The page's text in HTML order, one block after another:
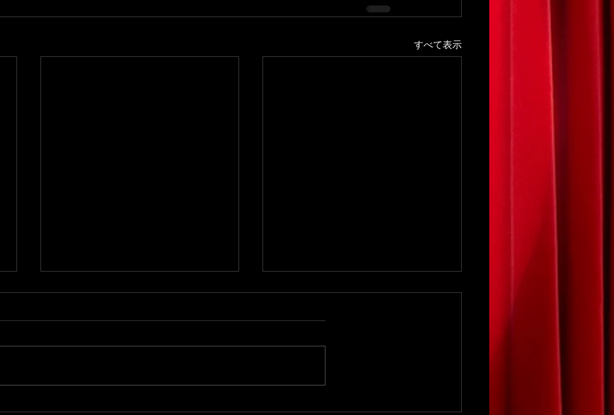
すべて表示